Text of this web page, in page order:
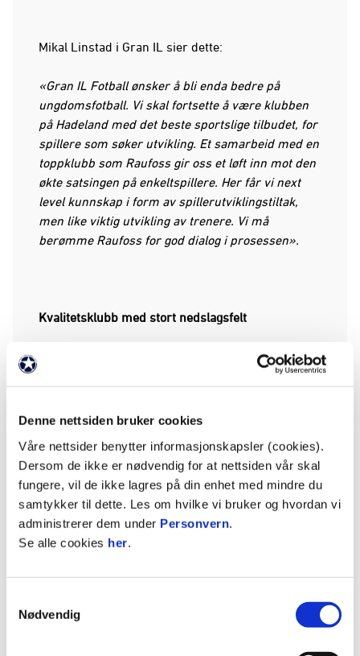
Denne nettsiden bruker cookies
Våre nettsider benytter informasjonskapsler (cookies).
Dersom de ikke er nødvendig for at nettsiden vår skal
fungere, vil de ikke lagres på din enhet med mindre du
samtykker til dette. Les om hvilke vi bruker og hvordan vi
administrerer dem under Personvern.
Se alle cookies her.
Nødvendig
Mikal Linstad i Gran IL sier dette:
«Gran IL Fotball ønsker å bli enda bedre på
ungdomsfotball. Vi skal fortsette å være klubben
på Hadeland med det beste sportslige tilbudet, for
spillere som søker utvikling. Et samarbeid med en
toppklubb som Raufoss gir oss et løft inn mot den
økte satsingen på enkeltspillere. Her får vi next
level kunnskap i form av spillerutviklingstiltak,
men like viktig utvikling av trenere. Vi må
berømme Raufoss for god dialog i prosessen».
Kvalitetsklubb med stort nedslagsfelt
Gran IL er registrert som kvalitetsklubb og har i
mange år drevet godt. A-laget deres har vært
2024 mot ungguttene våre. De har et bra anlegg
fleridrettslag, med 300 ivrige spillere i
fotballgruppa. Med andre ord: Alt ligger til rette for
god spillerutvikling!
«Det er ikke til å stikke under en stol at vi ønsker å